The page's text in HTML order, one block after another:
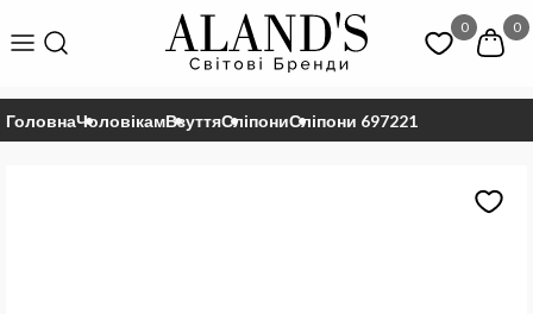
0 0
ГоловнаЧоловікамВзуттяСліпониСліпони 697221